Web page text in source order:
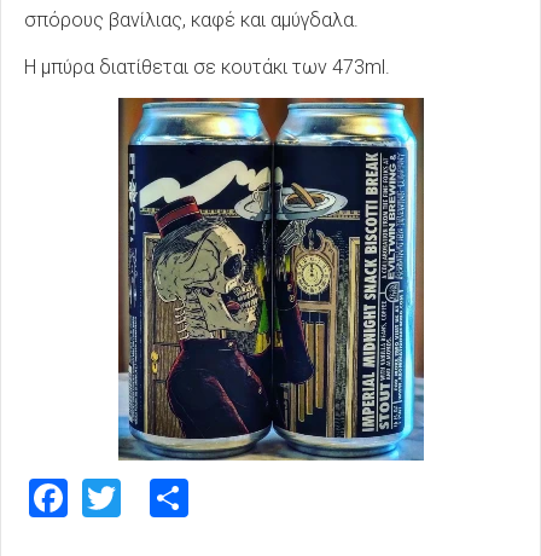
σπόρους βανίλιας, καφέ και αμύγδαλα.
Η μπύρα διατίθεται σε κουτάκι των 473ml.
Facebook
Twitter